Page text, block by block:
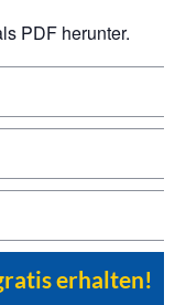
PDF herunter.